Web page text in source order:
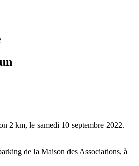
2 km, le samedi 10 septembre 2022.
de la Maison des Associations, à